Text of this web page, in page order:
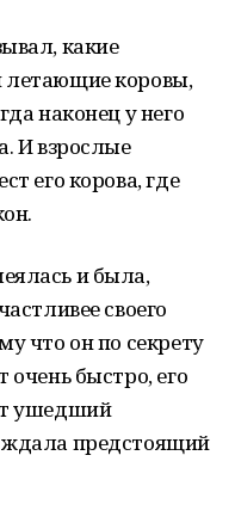
какие
летающие коровы,
наконец у него
И взрослые
его корова, где
и была,
своего
что он по секрету
очень быстро, его
ушедший
ждала предстоящий